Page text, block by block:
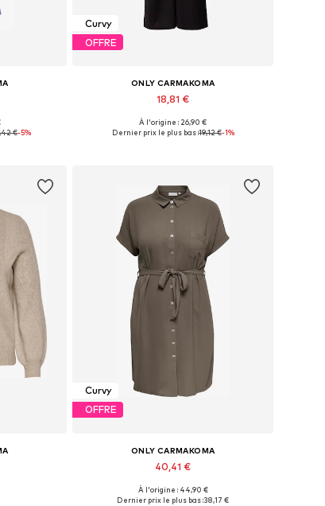
€-5%
Curvy
OFFRE
ONLY CARMAKOMA
18,81 €
Tailles disponibles: 42-44, 46-48, 50-52, 54
À l'origine : 26,90 €
Dernier prix le plus bas :19,12 €-1%
Curvy
OFFRE
ONLY CARMAKOMA
40,41 €
Disponible en plusieurs tailles
À l'origine : 44,90 €
Dernier prix le plus bas :38,17 €